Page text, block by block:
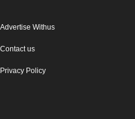
Advertise Withus
Contact us
Privacy Policy